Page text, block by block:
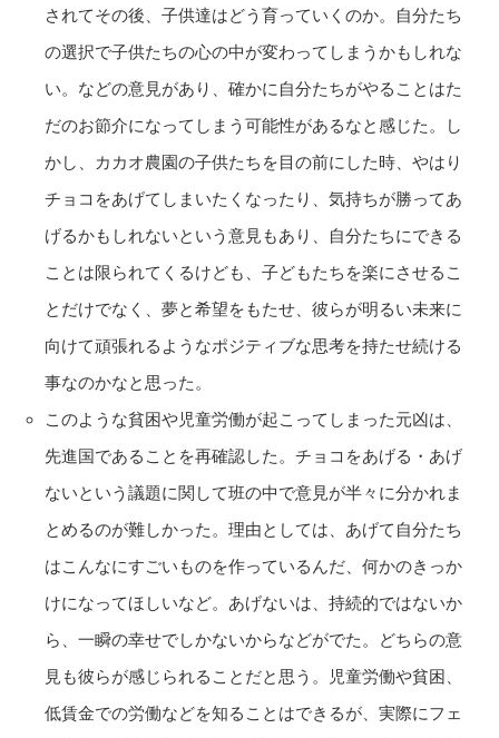
されてその後、子供達はどう育っていくのか。自分たち
の選択で子供たちの心の中が変わってしまうかもしれな
い。などの意見があり、確かに自分たちがやることはた
だのお節介になってしまう可能性があるなと感じた。し
かし、カカオ農園の子供たちを目の前にした時、やはり
チョコをあげてしまいたくなったり、気持ちが勝ってあ
げるかもしれないという意見もあり、自分たちにできる
ことは限られてくるけども、子どもたちを楽にさせるこ
とだけでなく、夢と希望をもたせ、彼らが明るい未来に
向けて頑張れるようなポジティブな思考を持たせ続ける
事なのかなと思った。
このような貧困や児童労働が起こってしまった元凶は、
先進国であることを再確認した。チョコをあげる・あげ
ないという議題に関して班の中で意見が半々に分かれま
とめるのが難しかった。理由としては、あげて自分たち
はこんなにすごいものを作っているんだ、何かのきっか
けになってほしいなど。あげないは、持続的ではないか
ら、一瞬の幸せでしかないからなどがでた。どちらの意
見も彼らが感じられることだと思う。児童労働や貧困、
低賃金での労働などを知ることはできるが、実際にフェ